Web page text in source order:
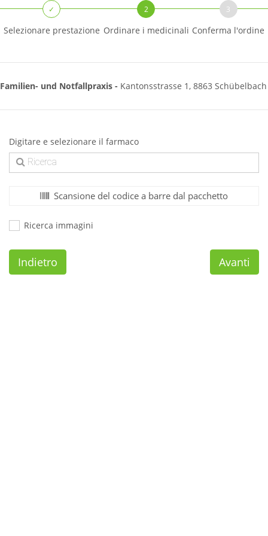
✓
Selezionare prestazione
2
Ordinare i medicinali
3
Conferma l'ordine
Familien- und Notfallpraxis - Kantonsstrasse 1, 8863 Schübelbach
Digitare e selezionare il farmaco
Scansione del codice a barre dal pacchetto
Ricerca immagini
Indietro Avanti